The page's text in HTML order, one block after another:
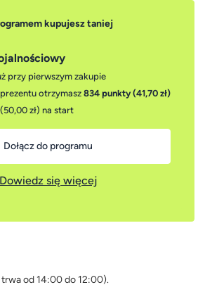
kupujesz taniej
przy pierwszym zakupie
otrzymasz 834 punkty (41,70 zł)
zł) na start
Dołącz do programu
Dowiedz się więcej
od 14:00 do 12:00).